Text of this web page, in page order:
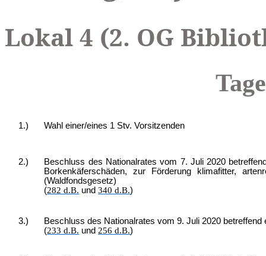
Lokal 4 (2. OG
1.) Wahl einer/eines 1 Stv. Vorsitzenden
2.)
Beschluss des Nationalrates vom 7. Juli 2020
Borkenkäferschäden, zur Förderung klimafitter,
(Waldfondsgesetz)
(282 d.B. und340 d.B.)
3.)
Beschluss des Nationalrates vom 9. Juli 2020
(233 d.B. und 256 d.B.)